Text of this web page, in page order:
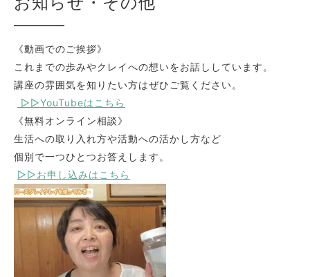
《動画でのご挨拶》
これまでの歩みやクレイへの想いをお話ししています。
講座の雰囲気を知りたい方はぜひご覧ください。
▷▷YouTubeはこちら
《無料オンライン相談》
生活への取り入れ方や活動への活かし方など
個別で一つひとつお答えします。
▷▷お申し込みはこちら